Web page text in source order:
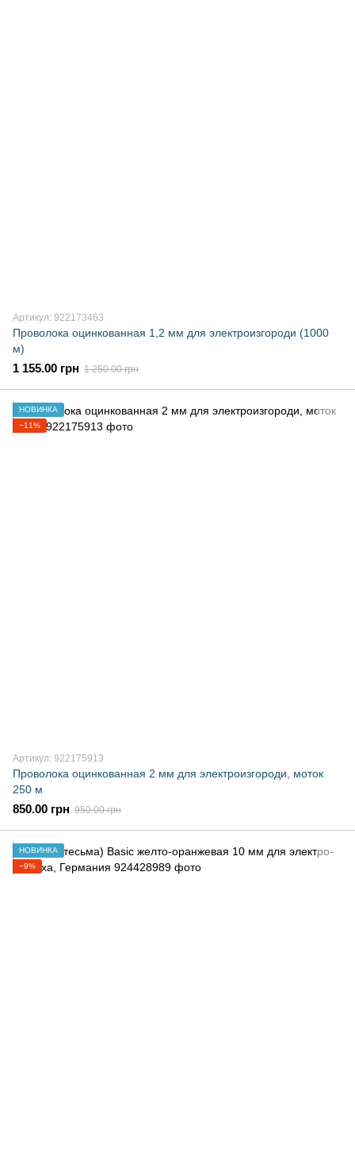
Артикул: 922173463
Проволока оцинкованная 1,2 мм для электроизгороди (1000
м)
1 155.00 грн 1 250.00 грн
НОВИНКА
−11%
Артикул: 922175913
Проволока оцинкованная 2 мм для электроизгороди, моток
250 м
850.00 грн 950.00 грн
НОВИНКА
−9%